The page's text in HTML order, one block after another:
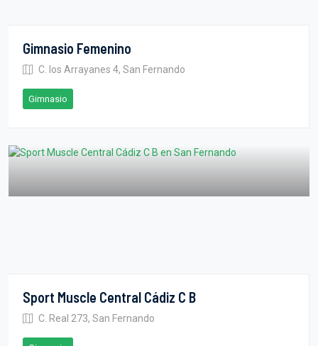
Gimnasio Femenino
C. los Arrayanes 4, San Fernando
Gimnasio
Sport Muscle Central Cádiz C B
C. Real 273, San Fernando